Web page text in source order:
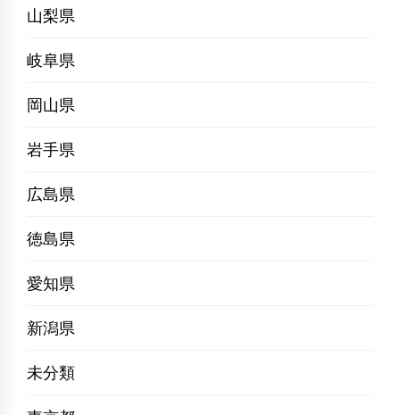
山梨県
岐阜県
岡山県
岩手県
広島県
徳島県
愛知県
新潟県
未分類